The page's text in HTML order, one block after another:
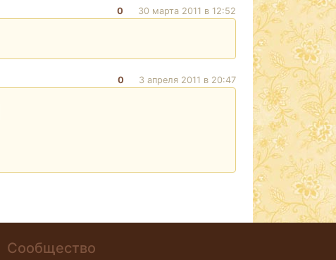
0 30 марта 2011 в 12:52
0 3 апреля 2011 в 20:47
Сообщество